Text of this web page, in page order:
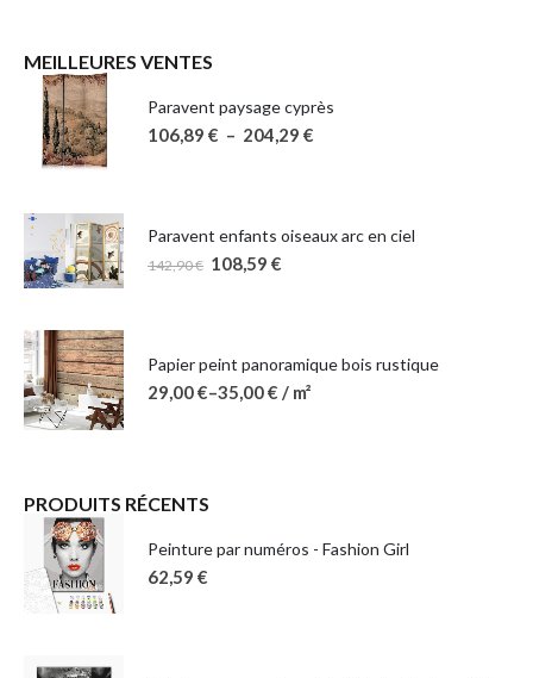
MEILLEURES VENTES
Paravent paysage cyprès
106,89 € – 204,29 €
Paravent enfants oiseaux arc en ciel
142,90€ 108,59 €
Papier peint panoramique bois rustique
29,00€–35,00€ / m²
PRODUITS RÉCENTS
Peinture par numéros - Fashion Girl
62,59 €